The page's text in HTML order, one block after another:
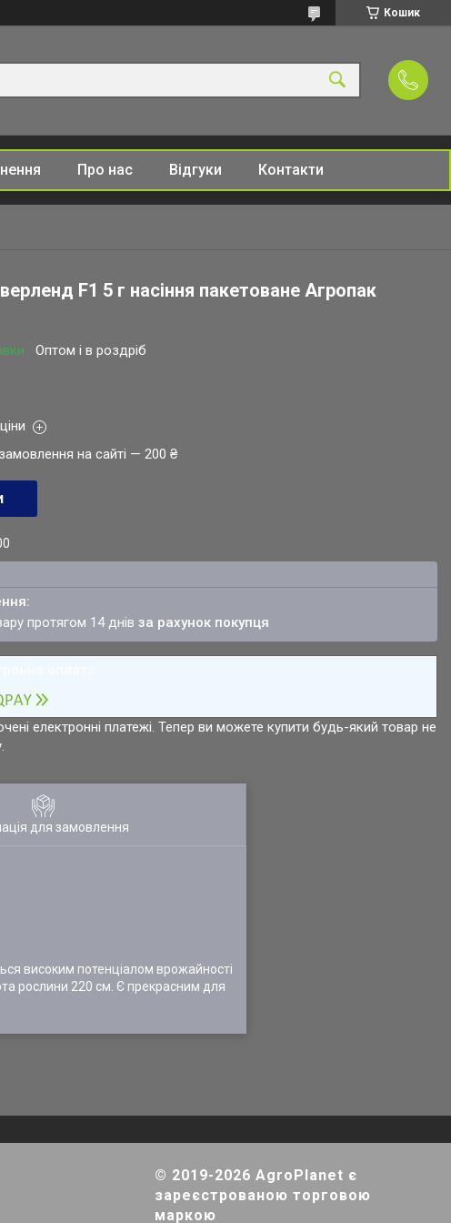
Кошик
Про нас Відгуки Контакти
F1 5 г насіння пакетоване Агропак
Оптом і в роздріб
на сайті — 200 ₴
протягом 14 днівза рахунок покупця
електронні платежі. Тепер ви можете купити будь-який товар не
для замовлення
високим потенціалом врожайності
рослини 220 см. Є прекрасним для
© 2019-2026 AgroPlanet є
зареєстрованою торговою
маркою